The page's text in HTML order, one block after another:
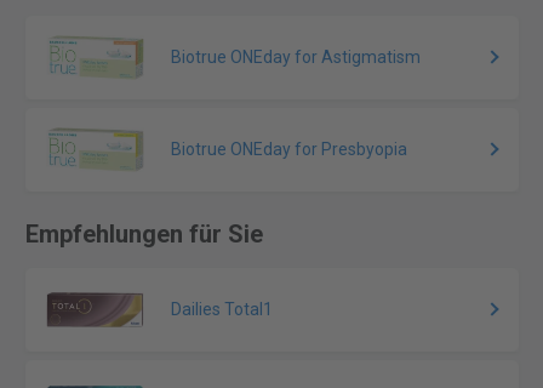
Biotrue ONEday for Astigmatism
Biotrue ONEday for Presbyopia
Empfehlungen für Sie
Dailies Total1